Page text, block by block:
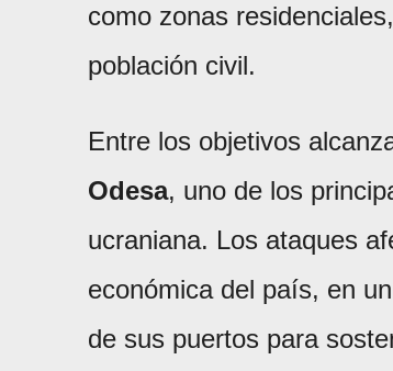
como zonas
población civil.
Entre los objetivos
Odesa, uno de los
ucraniana. Los ataques
económica del país, en
de sus puertos para